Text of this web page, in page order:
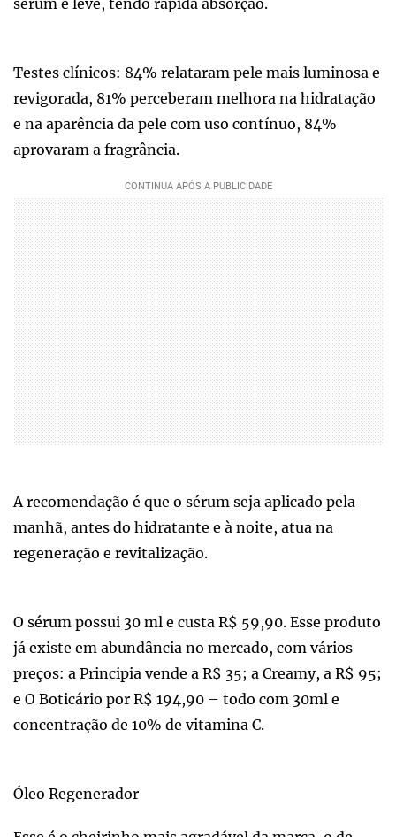
sérum é leve, tendo rápida absorção.
Testes clínicos: 84% relataram pele mais luminosa e
revigorada, 81% perceberam melhora na hidratação
e na aparência da pele com uso contínuo, 84%
aprovaram a fragrância.
A recomendação é que o sérum seja aplicado pela
manhã, antes do hidratante e à noite, atua na
regeneração e revitalização.
O sérum possui 30 ml e custa R$ 59,90. Esse produto
já existe em abundância no mercado, com vários
preços: a Principia vende a R$ 35; a Creamy, a R$ 95;
e O Boticário por R$ 194,90 – todo com 30ml e
concentração de 10% de vitamina C.
Óleo Regenerador